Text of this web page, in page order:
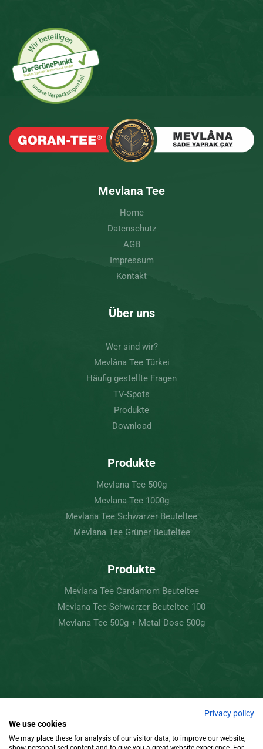
Mevlana Tee
Home
Datenschutz
AGB
Impressum
Kontakt
Über uns
Wer sind wir?
Mevlâna Tee Türkei
Häufig gestellte Fragen
TV-Spots
Produkte
Download
Produkte
Mevlana Tee 500g
Mevlana Tee 1000g
Mevlana Tee Schwarzer Beuteltee
Mevlana Tee Grüner Beuteltee
Produkte
Mevlana Tee Cardamom Beuteltee
Mevlana Tee Schwarzer Beuteltee 100
Mevlana Tee 500g + Metal Dose 500g
Privacy policy
We use cookies
We may place these for analysis of our visitor data, to improve our website,